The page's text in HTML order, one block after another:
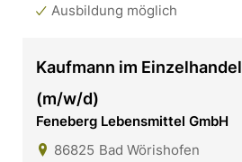
Ausbildung möglich
Kaufmann im Einzelhandel
(m/w/d)
Feneberg Lebensmittel GmbH
86825 Bad Wörishofen